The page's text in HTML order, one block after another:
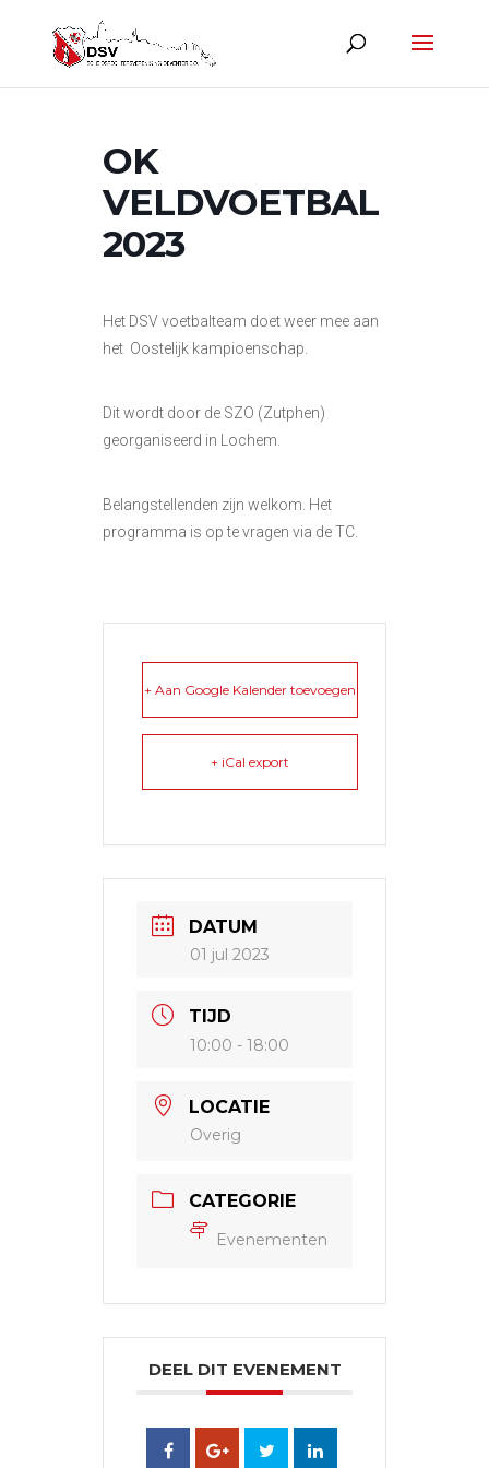
OK
VELDVOETBAL
2023
Het DSV voetbalteam doet weer mee aan
het Oostelijk kampioenschap.
Dit wordt door de SZO (Zutphen)
georganiseerd in Lochem.
Belangstellenden zijn welkom. Het
programma is op te vragen via de TC.
+ Aan Google Kalender toevoegen
+ iCal export
DATUM
01 jul 2023
TIJD
10:00 - 18:00
LOCATIE
Overig
CATEGORIE
Evenementen
DEEL DIT EVENEMENT